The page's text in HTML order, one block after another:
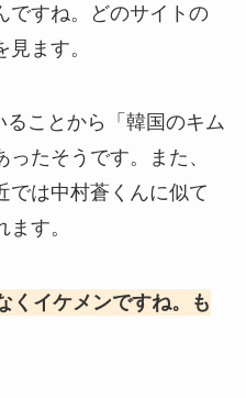
ですね。どのサイトの
ます。
ことから「韓国のキム
たそうです。また、
では中村蒼くんに似て
す。
くイケメンですね。も